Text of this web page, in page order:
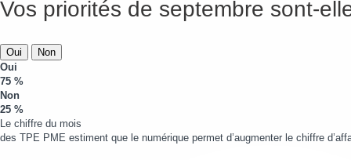
Vos priorités de septembre sont-
Oui
Non
Oui
75 %
Non
25 %
Le chiffre du mois
des TPE PME estiment que le numérique permet d’augmenter le chiffre